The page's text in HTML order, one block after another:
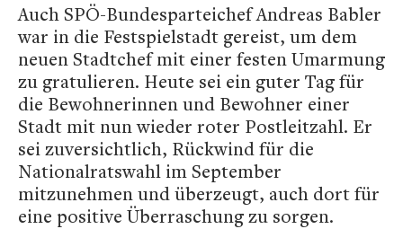
Auch SPÖ-Bundesparteichef Andreas Babler
war in die Festspielstadt gereist, um dem
neuen Stadtchef mit einer festen Umarmung
zu gratulieren. Heute sei ein guter Tag für
die Bewohnerinnen und Bewohner einer
Stadt mit nun wieder roter Postleitzahl. Er
sei zuversichtlich, Rückwind für die
Nationalratswahl im September
mitzunehmen und überzeugt, auch dort für
eine positive Überraschung zu sorgen.